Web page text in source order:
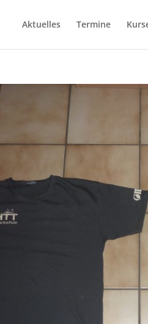
Aktuelles Termine